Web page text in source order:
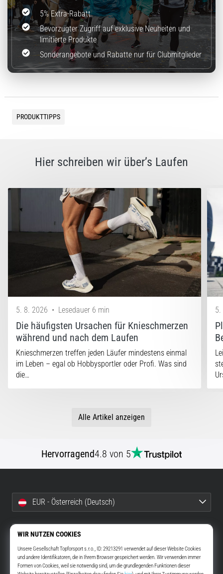
5% Extra-Rabatt
Bevorzugter Zugriff auf exklusive Neuheiten und
limitierte Produkte
Sonderangebote und Rabatte nur für Clubmitglieder
PRODUKTTIPPS
Hier schreiben wir über’s Laufen
5. 8. 2026 • Lesedauer 6 min
Die häufigsten Ursachen für Knieschmerzen
während und nach dem Laufen
Knieschmerzen treffen jeden Läufer mindestens einmal
im Leben – egal ob Hobbysportler oder Profi. Was sind
die…
5.
Alle Artikel anzeigen
Hervorragend4.8 von 5
EUR - Österreich (Deutsch)
info@top4running.at
Widerruf bestätigen